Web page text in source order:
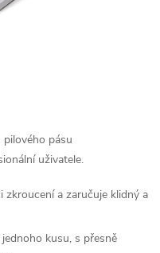
pásu
uživatele.
a zaručuje klidný a
kusu, s přesně